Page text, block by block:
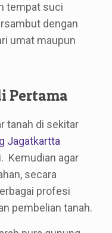
tempat suci
dengan
umat maupun
Pertama
tanah di sekitar
Jagatkartta
Kemudian agar
secara
profesi
pembelian tanah.